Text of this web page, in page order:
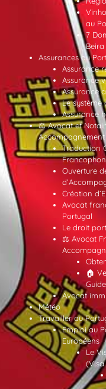
au
7
Assurances au
Assurance
Assurance
Assurance
Le système
Assurance
⚖️ Avocat et
Traduction
Ouverture
Création
Avocat
Portugal
Le droit
⚖️ Avocat
🏠
Avocat
Météo
Travailler au
Emploi au
Européens
Le
(Visa